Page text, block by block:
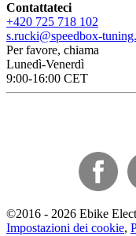
Contattateci
+420 725 718 102
s.rucki@speedbox-
Per favore, chiama
Lunedì-Venerdì
9:00-16:00 CET
©2016 - 2026 Ebike
Impostazioni dei cookie,